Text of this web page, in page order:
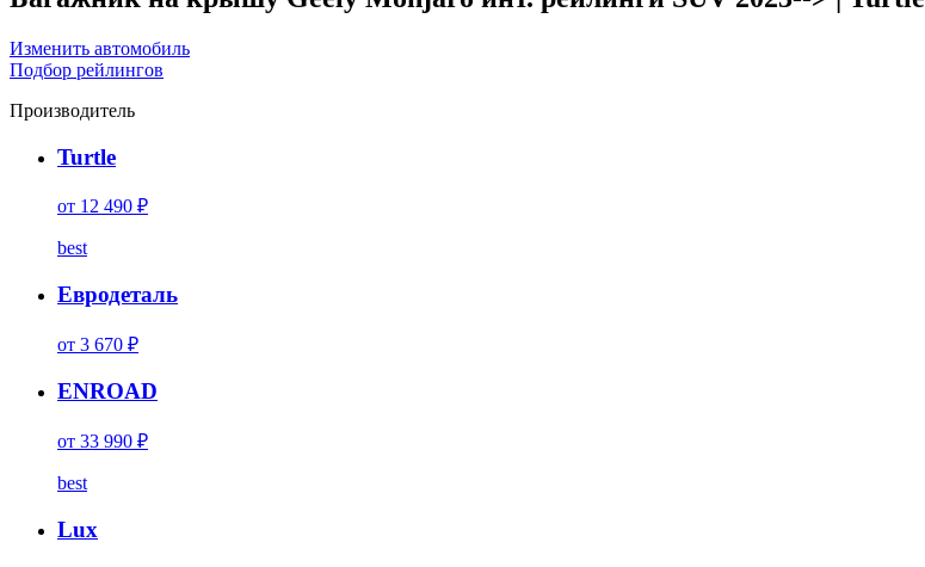
Изменить автомобиль
Подбор рейлингов
Производитель
Turtle
от 12 490 ₽
best
Евродеталь
от 3 670 ₽
ENROAD
от 33 990 ₽
best
Lux